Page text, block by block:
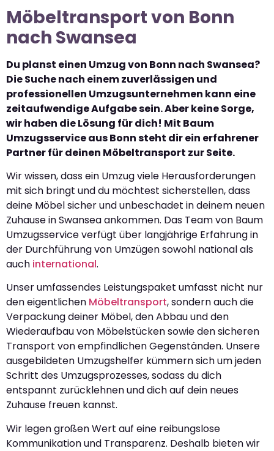
Möbeltransport von Bonn
nach Swansea
Du planst einen Umzug von Bonn nach Swansea?
Die Suche nach einem zuverlässigen und
professionellen Umzugsunternehmen kann eine
zeitaufwendige Aufgabe sein. Aber keine Sorge,
wir haben die Lösung für dich! Mit Baum
Umzugsservice aus Bonn steht dir ein erfahrener
Partner für deinen Möbeltransport zur Seite.
Wir wissen, dass ein Umzug viele Herausforderungen
mit sich bringt und du möchtest sicherstellen, dass
deine Möbel sicher und unbeschadet in deinem neuen
Zuhause in Swansea ankommen. Das Team von Baum
Umzugsservice verfügt über langjährige Erfahrung in
der Durchführung von Umzügen sowohl national als
auch international.
Unser umfassendes Leistungspaket umfasst nicht nur
den eigentlichen Möbeltransport, sondern auch die
Verpackung deiner Möbel, den Abbau und den
Wiederaufbau von Möbelstücken sowie den sicheren
Transport von empfindlichen Gegenständen. Unsere
ausgebildeten Umzugshelfer kümmern sich um jeden
Schritt des Umzugsprozesses, sodass du dich
entspannt zurücklehnen und dich auf dein neues
Zuhause freuen kannst.
Wir legen großen Wert auf eine reibungslose
Kommunikation und Transparenz. Deshalb bieten wir